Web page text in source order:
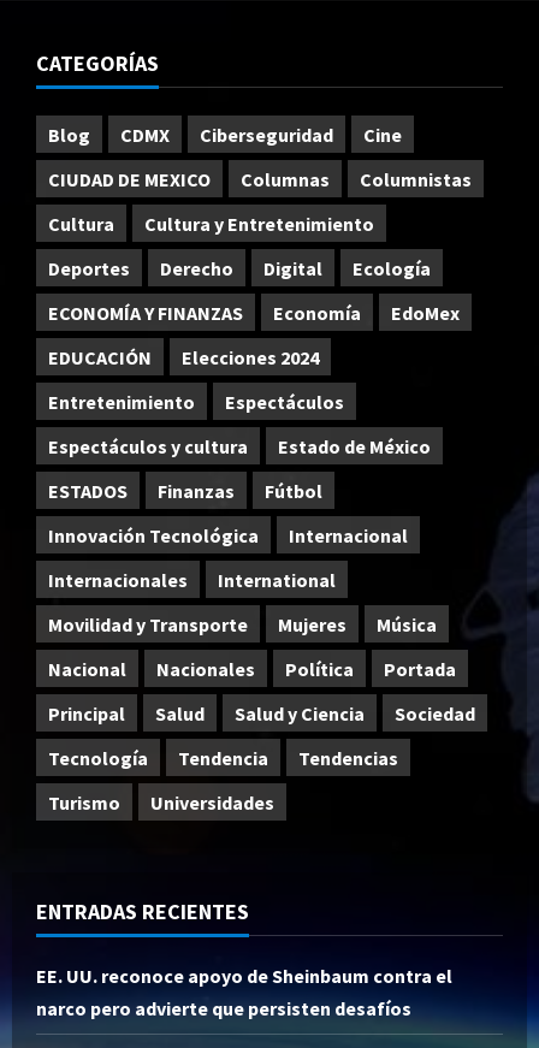
CATEGORÍAS
Blog CDMX Ciberseguridad
Cine
CIUDAD DE MEXICO
Columnas
Columnistas
Cultura
Cultura y Entretenimiento
Deportes
Derecho Digital
Ecología
ECONOMÍA Y FINANZAS
Economía
EdoMex
EDUCACIÓN
Elecciones 2024
Entretenimiento
Espectáculos
Espectáculos y cultura
Estado de México
ESTADOS
Finanzas
Fútbol
Innovación Tecnológica
Internacional
Internacionales
International
Movilidad y Transporte
Mujeres
Música
Nacional
Nacionales Política
Portada
Principal
Salud Salud y Ciencia
Sociedad
Tecnología
Tendencia
Tendencias
Turismo
Universidades
ENTRADAS RECIENTES
EE. UU. reconoce apoyo de Sheinbaum contra el
narco pero advierte que persisten desafíos